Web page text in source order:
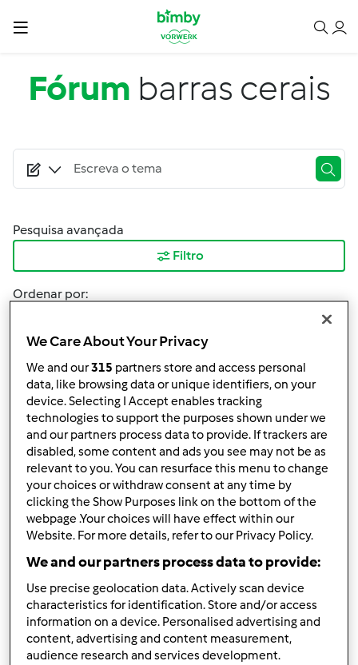
Passar para o conteúdo principal
Fórum barras cerais
Pesquisa avançada
Filtro
Ordenar por:
10
2 | Última entrada
Responder mensagem
Margarida Cunha (não
verificado)
Qua, 2013-05-15 21:38
We Care About Your Privacy
We and our315 partners store and access personal
data, like browsing data or unique identifiers, on your
device. Selecting I Accept enables tracking
technologies to support the purposes shown under we
and our partners process data to provide. If trackers are
disabled, some content and ads you see may not be as
relevant to you. You can resurface this menu to change
your choices or withdraw consent at any time by
clicking the Show Purposes link on the bottom of the
webpage .Your choices will have effect within our
Website. For more details, refer to our Privacy Policy.
We and our partners process data to provide:
Use precise geolocation data. Actively scan device
characteristics for identification. Store and/or access
information on a device. Personalised advertising and
content, advertising and content measurement,
audience research and services development.